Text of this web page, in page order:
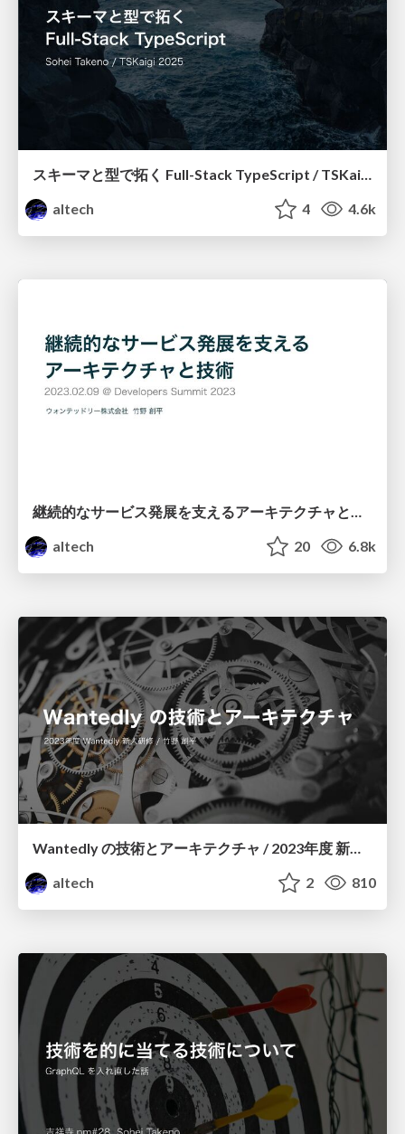
スキーマと型で拓く Full-Stack TypeScript / TSKaigi 2025
altech
4 4.6k
altech
20 6.8k
Wantedly の技術とアーキテクチャ / 2023年度 新人研修
altech
2 810